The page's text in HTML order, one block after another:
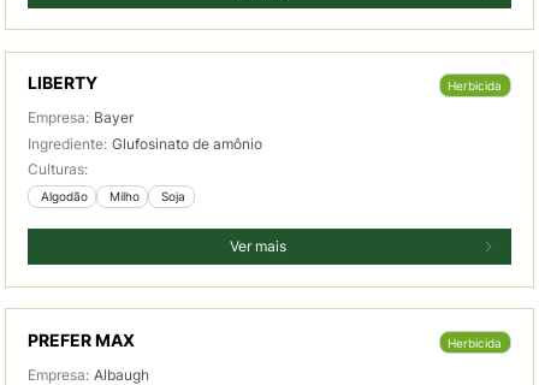
LIBERTY Herbicida
Empresa: Bayer
Ingrediente: Glufosinato de amônio
Culturas:
Algodão Milho Soja
Ver mais
PREFER MAX Herbicida
Empresa: Albaugh